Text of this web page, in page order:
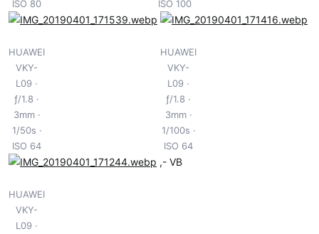
ISO 80
ISO 100
HUAWEI
VKY-
L09
ƒ/1.8
3mm
1/50s
ISO 64
HUAWEI
VKY-
L09
ƒ/1.8
3mm
1/100s
ISO 64
HUAWEI
VKY-
L09
,- VB